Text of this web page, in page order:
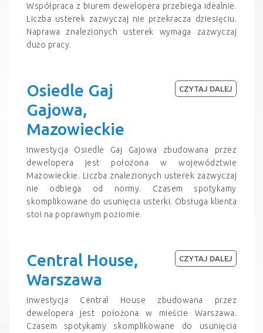
Współpraca z biurem dewelopera przebiega idealnie.
Liczba usterek zazwyczaj nie przekracza dziesięciu.
Naprawa znalezionych usterek wymaga zazwyczaj
dużo pracy.
Osiedle Gaj
Gajowa,
Mazowieckie
Inwestycja Osiedle Gaj Gajowa zbudowana przez
dewelopera jest położona w województwie
Mazowieckie. Liczba znalezionych usterek zazwyczaj
nie odbiega od normy. Czasem spotykamy
skomplikowane do usunięcia usterki. Obsługa klienta
stoi na poprawnym poziomie.
CZYTAJ DALEJ
Central House,
Warszawa
Inwestycja Central House zbudowana przez
dewelopera jest położona w mieście Warszawa.
Czasem spotykamy skomplikowane do usunięcia
CZYTAJ DALEJ